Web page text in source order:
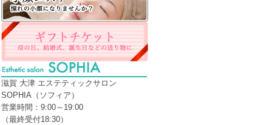
滋賀 大津 エステティックサロン
SOPHIA（ソフィア）
営業時間：9:00～19:00
（最終受付18:30）